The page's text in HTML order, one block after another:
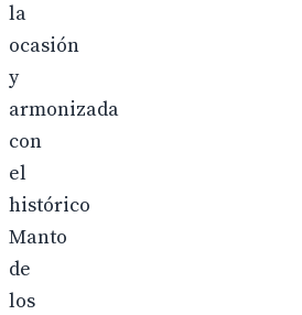
la
ocasión
y
armonizada
con
el
histórico
Manto
de
los